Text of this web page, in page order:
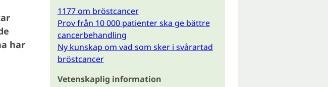
har
1177 om bröstcancer
Prov från 10 000 patienter ska ge bättre
cancerbehandling
Ny kunskap om vad som sker i svårartad
bröstcancer
Vetenskaplig information